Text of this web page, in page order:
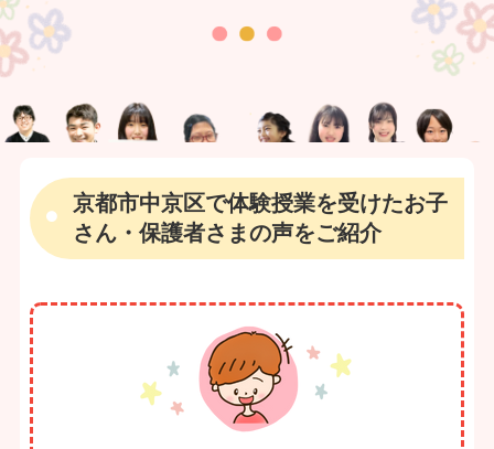
京都市中京区で体験授業を受けたお子
さん・保護者さまの声をご紹介